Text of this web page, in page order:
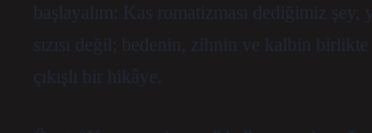
başlayalım: Kas romatizması dediğimiz şey,
sızısı değil; bedenin, zihnin ve kalbin birlikte
çıkışlı bir hikâye.